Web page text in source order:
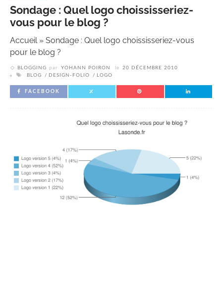
Sondage : Quel logo choississeriez-
vous pour le blog ?
Accueil» Sondage : Quel logo choississeriez-vous
pour le blog ?
BLOGGING par YOHANN POIRON le
20 DÉCEMBRE 2010
BLOG
DESIGN-FOLIO LOGO
FACEBOOK